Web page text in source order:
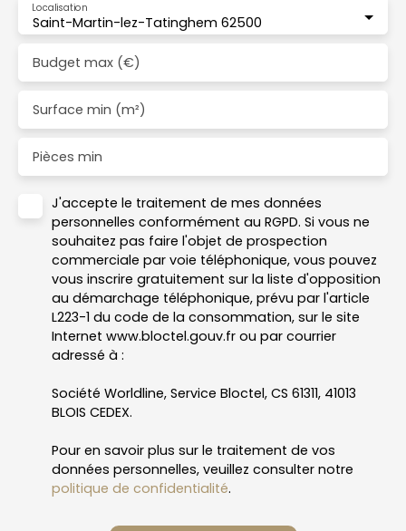
Saint-Martin-lez-Tatinghem 62500
Localisation
Budget max (€)
Surface min (m²)
Pièces min
J'accepte le traitement de mes données
personnelles conformément au RGPD. Si vous ne
souhaitez pas faire l'objet de prospection
commerciale par voie téléphonique, vous pouvez
vous inscrire gratuitement sur la liste d'opposition
au démarchage téléphonique, prévu par l'article
L223-1 du code de la consommation, sur le site
Internet www.bloctel.gouv.fr ou par courrier
adressé à :
Société Worldline, Service Bloctel, CS 61311, 41013
BLOIS CEDEX.
Pour en savoir plus sur le traitement de vos
données personnelles, veuillez consulter notre
politique de confidentialité.